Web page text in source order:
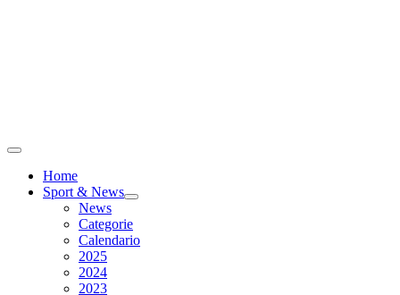
Home
Sport & News
News
Categorie
Calendario
2025
2024
2023